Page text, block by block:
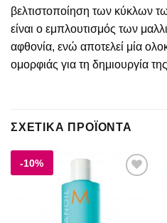
βελτιστοποίηση των κύκλων
είναι ο εμπλουτισμός των
αφθονία, ενώ αποτελεί μία
ομορφιάς για τη δημιουργία
ΣΧΕΤΙΚΆ ΠΡΟΪΌΝΤΑ
-10%